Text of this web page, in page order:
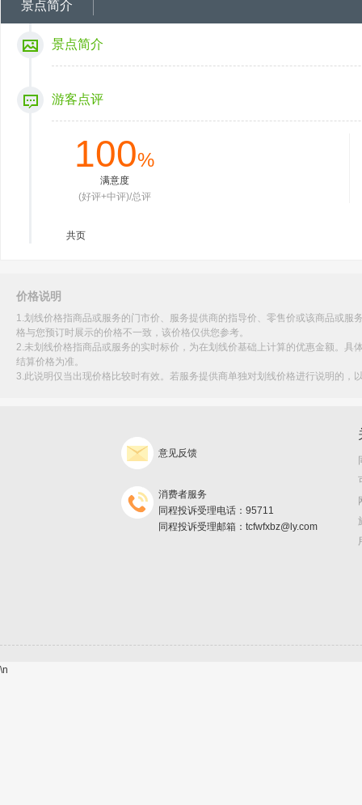
景点简介
景点简介
游客点评
100%
满意度
(好评+中评)/总评
共页
价格说明
1.划线价格指商品或服务的门市价、服务提供商的指导价、零售价或该商品或
格与您预订时展示的价格不一致，该价格仅供您参考。
2.未划线价格指商品或服务的实时标价，为在划线价基础上计算的优惠金额。
结算价格为准。
3.此说明仅当出现价格比较时有效。若服务提供商单独对划线价格进行说明的
意见反馈
消费者服务
同程投诉受理电话：95711
同程投诉受理邮箱：tcfwfxbz@ly.com
\n